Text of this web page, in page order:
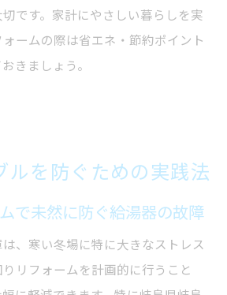
です。家計にやさしい暮らしを実
ームの際は省エネ・節約ポイント
きましょう。
ルを防ぐための実践法
で未然に防ぐ給湯器の故障
、寒い冬場に特に大きなストレス
リフォームを計画的に行うこと